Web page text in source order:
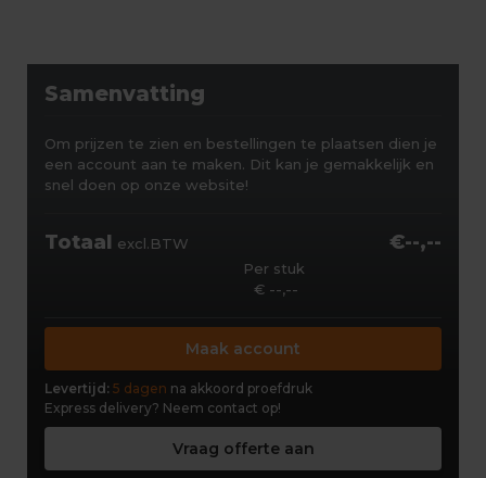
Samenvatting
Om prijzen te zien en bestellingen te plaatsen dien je
een account aan te maken. Dit kan je gemakkelijk en
snel doen op onze website!
Totaal excl.BTW €--,--
Per stuk
€ --,--
Maak account
Levertijd: 5 dagen na akkoord proefdruk
Express delivery? Neem contact op!
Vraag offerte aan